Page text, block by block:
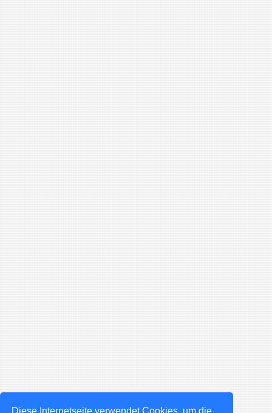
Diese Internetseite verwendet Cookies, um die